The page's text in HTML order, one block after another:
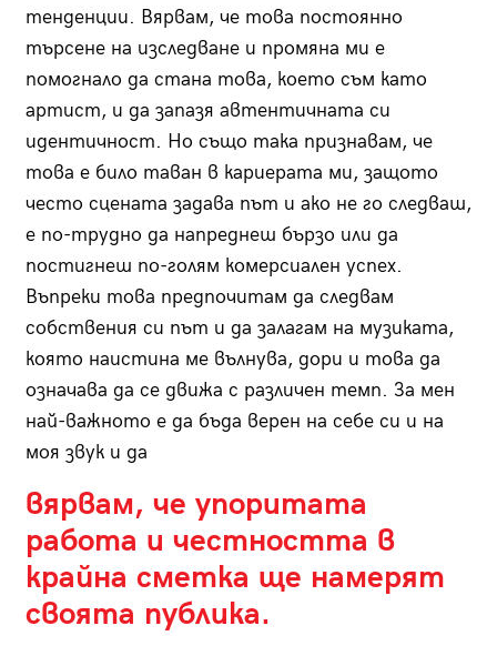
тенденции. Вярвам, че това постоянно
търсене на изследване и промяна ми е
помогнало да стана това, което съм като
артист, и да запазя автентичната си
идентичност. Но също така признавам, че
това е било таван в кариерата ми, защото
често сцената задава път и ако не го следваш,
е по-трудно да напреднеш бързо или да
постигнеш по-голям комерсиален успех.
Въпреки това предпочитам да следвам
собствения си път и да залагам на музиката,
която наистина ме вълнува, дори и това да
означава да се движа с различен темп. За мен
най-важното е да бъда верен на себе си и на
моя звук и да
вярвам, че упоритата
работа и честността в
крайна сметка ще намерят
своята публика.